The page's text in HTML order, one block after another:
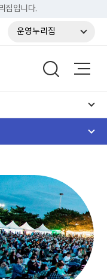
집입니다.
운영누리집